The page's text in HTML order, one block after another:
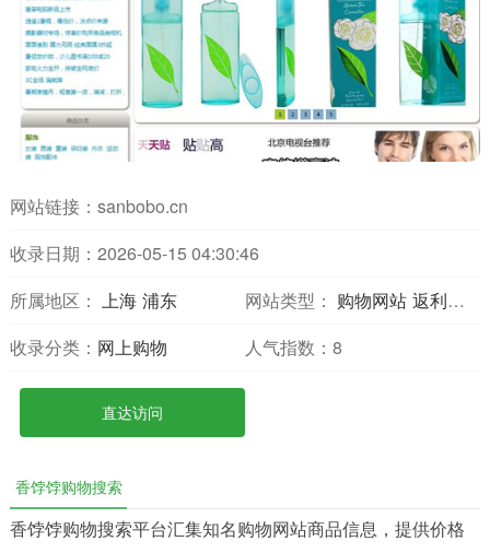
网站链接： sanbobo.cn
收录日期：2026-05-15 04:30:46
所属地区： 上海 浦东 网站类型： 购物网站 返利比价
收录分类： 网上购物 人气指数： 8
直达访问
香饽饽购物搜索
香饽饽购物搜索平台汇集知名购物网站商品信息，提供价格